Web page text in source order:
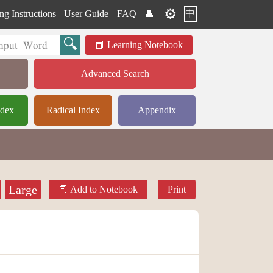
Instructions User Guide FAQ 👤 ⚙️ 中
Learning Notebook
Advanced Search
Radical Index Appendix
Large Add to Notebook Print